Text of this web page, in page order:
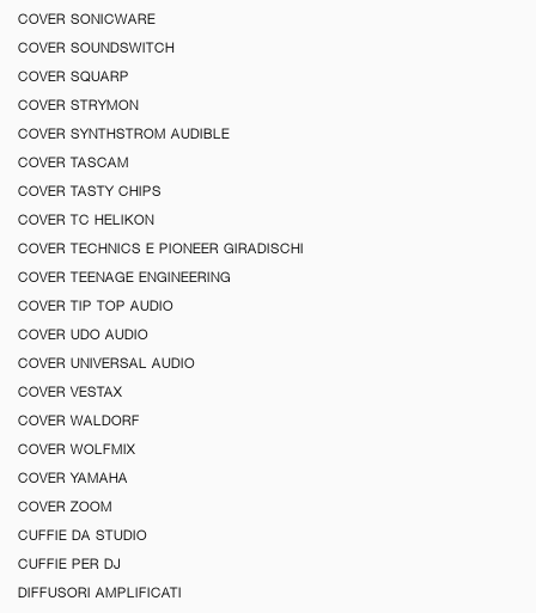
COVER SONICWARE
COVER SOUNDSWITCH
COVER SQUARP
COVER STRYMON
COVER SYNTHSTROM AUDIBLE
COVER TASCAM
COVER TASTY CHIPS
COVER TC HELIKON
COVER TECHNICS E PIONEER GIRADISCHI
COVER TEENAGE ENGINEERING
COVER TIP TOP AUDIO
COVER UDO AUDIO
COVER UNIVERSAL AUDIO
COVER VESTAX
COVER WALDORF
COVER WOLFMIX
COVER YAMAHA
COVER ZOOM
CUFFIE DA STUDIO
CUFFIE PER DJ
DIFFUSORI AMPLIFICATI